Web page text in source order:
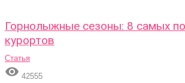
Горнолыжные сезоны: 8 самых
курортов
Статья
 42555